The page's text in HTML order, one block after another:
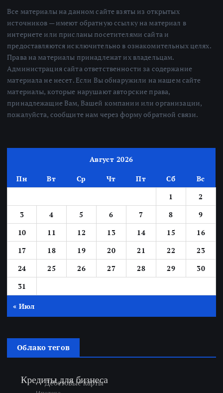
Все материалы на данном сайте взяты из открытых
источников — имеют обратную ссылку на материал в
интернете или присланы посетителями сайта и
предоставляются исключительно в ознакомительных целях.
Права на материалы принадлежат их владельцам.
Администрация сайта ответственности за содержание
материала не несет. Если Вы обнаружили на нашем сайте
материалы, которые нарушают авторские права,
принадлежащие Вам, Вашей компании или организации,
пожалуйста, сообщите нам через форму обратной связи.
Август 2026
Пн Вт Ср Чт Пт Сб
Вс
1
2
3
4 5 6 7 8
9
10
11 12 13 14 15
16
17
18 19 20 21 22
23
24
25 26 27 28 29
30
31
« Июл
Облако тегов